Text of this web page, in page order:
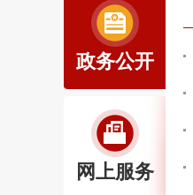
政务公开
网上服务